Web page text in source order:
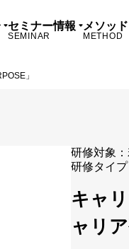
セミナー情報
SEMINAR
メソッド
METHOD
」
研修対象：
研修タイプ
キャ
ャリ